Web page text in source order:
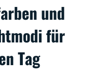
und
für
Tag